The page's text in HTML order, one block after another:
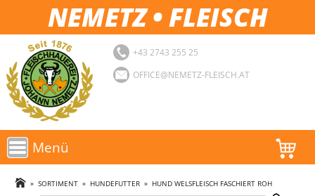
NEMETZ • FLEISCH
+43 2743 255 25
OFFICE@NEMETZ-FLEISCH.AT
Menü
AKTIONEN
» SORTIMENT» HUNDEFUTTER» HUND WELSFLEISCH FASCHIERT ROH